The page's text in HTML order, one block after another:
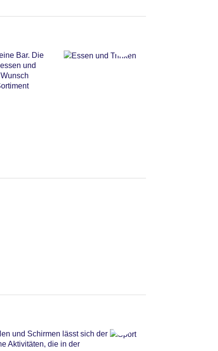
Bar. Die
und
und Schirmen lässt sich der
Aktivitäten, die in der